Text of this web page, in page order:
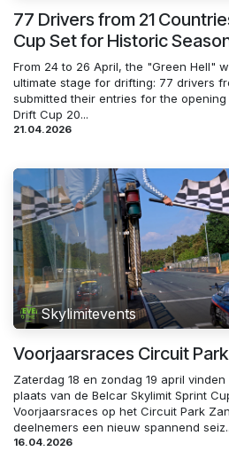
77 Drivers from 21
Cup Set for Historic
From 24 to 26 April, the "Green Hell"
ultimate stage for drifting: 77 drivers
submitted their entries for the
Drift Cup 20...
21.04.2026
Skylimitevents
Voorjaarsraces Circuit
Zaterdag 18 en zondag 19 april
plaats van de Belcar Skylimit Sprint
Voorjaarsraces op het Circuit Park
deelnemers een nieuw spannend
16.04.2026